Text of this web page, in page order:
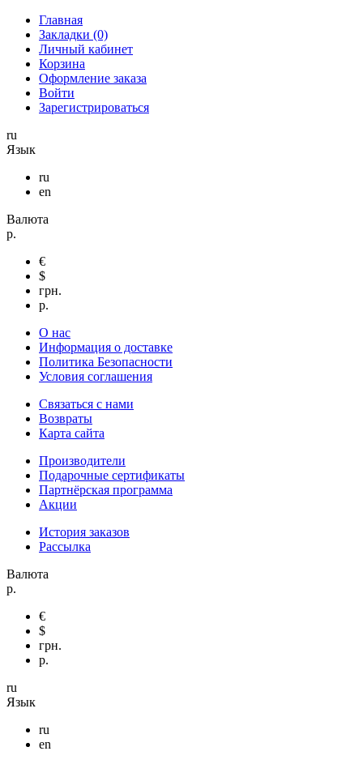
Главная
Закладки (0)
Личный кабинет
Корзина
Оформление заказа
Войти
Зарегистрироваться
ru
Язык
ru
en
Валюта
р.
€
$
грн.
р.
О нас
Информация о доставке
Политика Безопасности
Условия соглашения
Связаться с нами
Возвраты
Карта сайта
Производители
Подарочные сертификаты
Партнёрская программа
Акции
История заказов
Рассылка
Валюта
р.
€
$
грн.
р.
ru
Язык
ru
en